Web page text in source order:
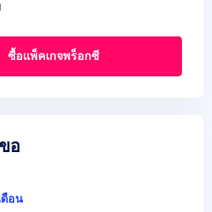
ซื้อแพ็คเกจพร็อกซี
อ
ดือน